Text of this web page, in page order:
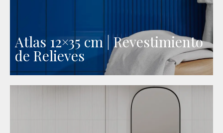
Atlas 12×35 cm | Revestimiento
de Relieves